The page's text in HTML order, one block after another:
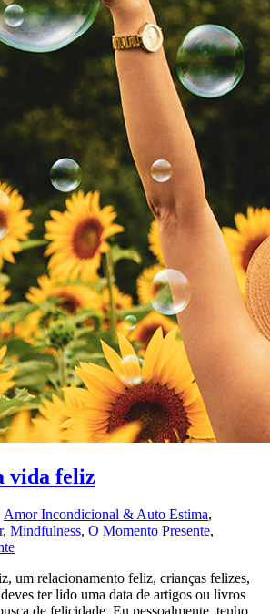
vida feliz
Amor Incondicional & Auto Estima,
, Mindfulness, O Momento Presente,
um relacionamento feliz, crianças felizes,
ter lido uma data de artigos ou livros